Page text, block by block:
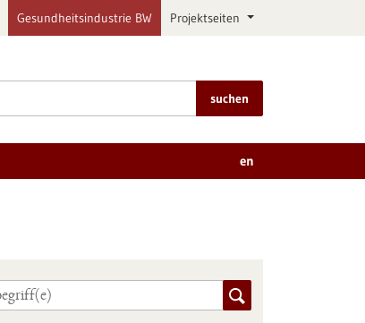
Gesundheitsindustrie BW Projektseiten
suchen
en